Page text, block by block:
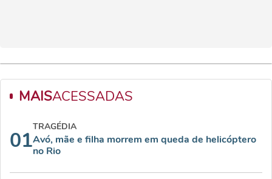
MAISACESSADAS
01
TRAGÉDIA
Avó, mãe e filha morrem em queda de helicóptero
no Rio